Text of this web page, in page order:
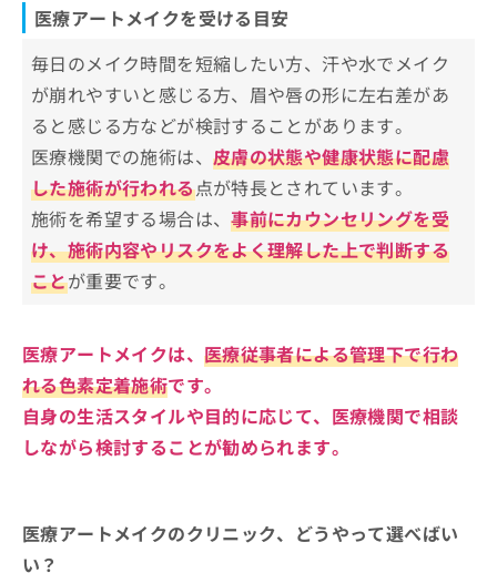
眉
アイライン
唇
ヘアライン
傷跡の補整
医療アートメイクに関する質問10選！
まとめ：千葉県で評判の医療アートメイクにお
すすめのクリニック5選
医療アートメイクを受ける目安
毎日のメイク時間を短縮したい方、汗や水でメイク
が崩れやすいと感じる方、眉や唇の形に左右差があ
ると感じる方などが検討することがあります。
医療機関での施術は、 皮膚の状態や健康状態に配慮
した施術が行われる点が特長とされています。
施術を希望する場合は、事前にカウンセリングを受
け、施術内容やリスクをよく理解した上で判断する
ことが重要です。
医療アートメイクは、 医療従事者による管理下で行わ
れる色素定着施術です。
自身の生活スタイルや目的に応じて、医療機関で相談
しながら検討することが勧められます。
医療アートメイクのクリニック、どうやって選べばい
い？
は
こ
ち
ら